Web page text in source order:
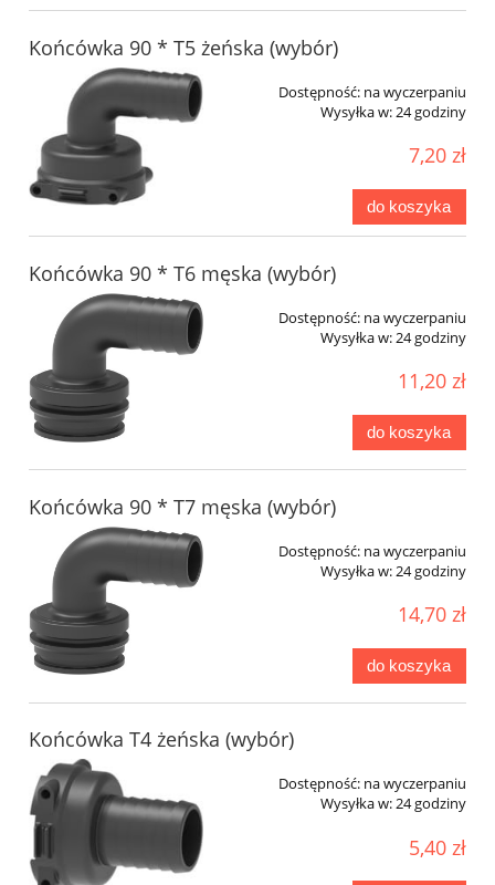
Końcówka 90 * T5 żeńska (wybór)
Dostępność: na wyczerpaniu
Wysyłka w:24 godziny
7,20 zł
do koszyka
Końcówka 90 * T6 męska (wybór)
Dostępność: na wyczerpaniu
Wysyłka w:24 godziny
11,20 zł
do koszyka
Końcówka 90 * T7 męska (wybór)
Dostępność: na wyczerpaniu
Wysyłka w:24 godziny
14,70 zł
do koszyka
Końcówka T4 żeńska (wybór)
Dostępność: na wyczerpaniu
Wysyłka w:24 godziny
5,40 zł